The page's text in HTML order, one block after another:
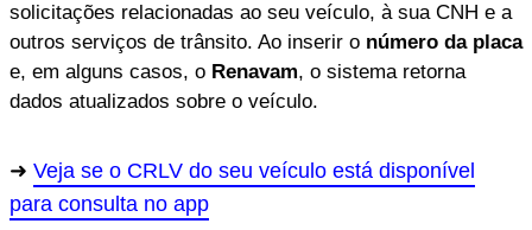
solicitações relacionadas ao seu veículo, à sua CNH e a
outros serviços de trânsito. Ao inserir o número da placa
e, em alguns casos, o Renavam, o sistema retorna
dados atualizados sobre o veículo.
Veja se o CRLV do seu veículo está disponível
para consulta no app